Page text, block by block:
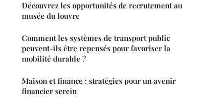
Découvrez les opportunités de recrutement au
musée du louvre
Comment les systèmes de transport public
peuvent-ils être repensés pour favoriser la
mobilité durable ?
Maison et finance : stratégies pour un avenir
financier serein